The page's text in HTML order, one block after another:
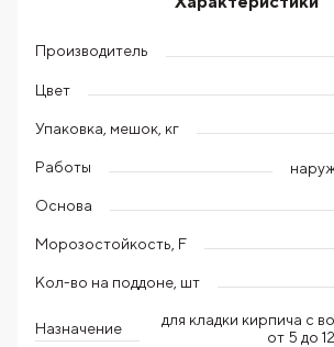
Производитель
Цвет
Упаковка, мешок, кг
Работы
Основа
Морозостойкость, F
Кол-во на поддоне, шт
Назначение
для кладки кирпича с
от 5 до